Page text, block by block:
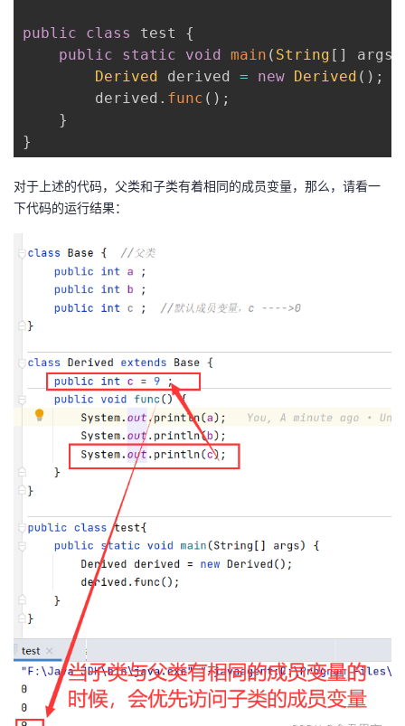
public class test {
public
static void main ( String [ ] args
Derived
derived = new Derived ( ) ;
        derived
. func ( ) ;
}
}
对于上述的代码，父类和子类有着相同的成员变量，那么，请看一
下代码的运行结果：